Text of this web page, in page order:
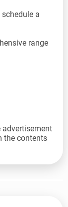
a
range
advertisement
the contents